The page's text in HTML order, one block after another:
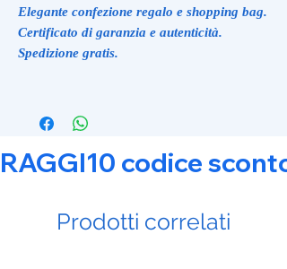
Elegante confezione regalo e shopping bag.
Certificato di garanzia e autenticità.
Spedizione gratis.
RAGGI10 codice
Prodotti correlati